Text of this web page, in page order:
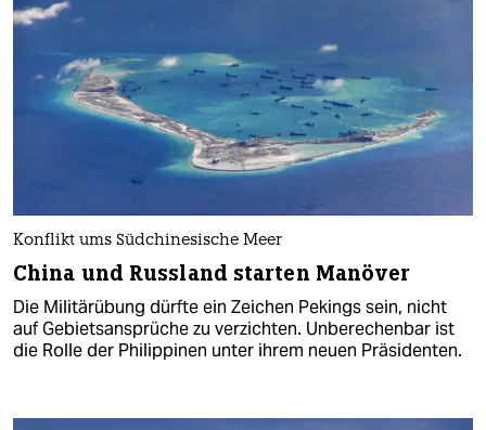
Konflikt ums Südchinesische Meer
China und Russland starten Manöver
Die Militärübung dürfte ein Zeichen Pekings sein, nicht
auf Gebietsansprüche zu verzichten. Unberechenbar ist
die Rolle der Philippinen unter ihrem neuen Präsidenten.